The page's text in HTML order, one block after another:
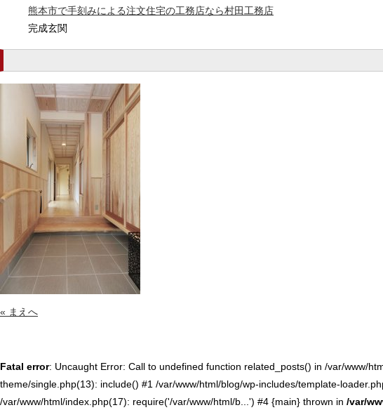
熊本市で手刻みによる注文住宅の工務店なら村田工務店
完成玄関
« まえへ
Fatal error: Uncaught Error: Call to undefined function related_posts() in /var/www/
theme/single.php(13): include() #1 /var/www/html/blog/wp-includes/template-
/var/www/html/index.php(17): require('/var/www/html/b...') #4 {main} thrown in /var/